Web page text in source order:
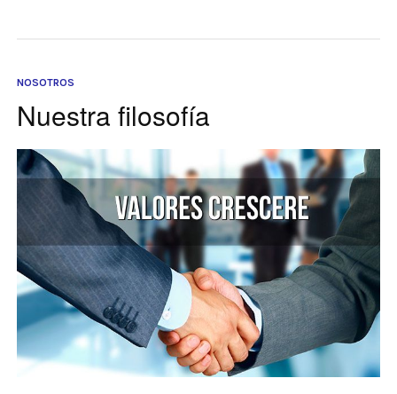
NOSOTROS
Nuestra filosofía